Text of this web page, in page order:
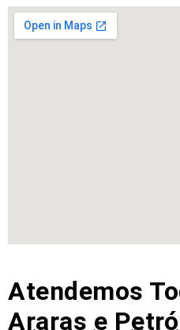
Atendemos
Araras e